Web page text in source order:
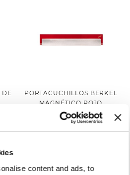
content and ads, to
DE
PORTACUCHILLOS BERKEL
MAGNÉTICO ROJO
79,00 €